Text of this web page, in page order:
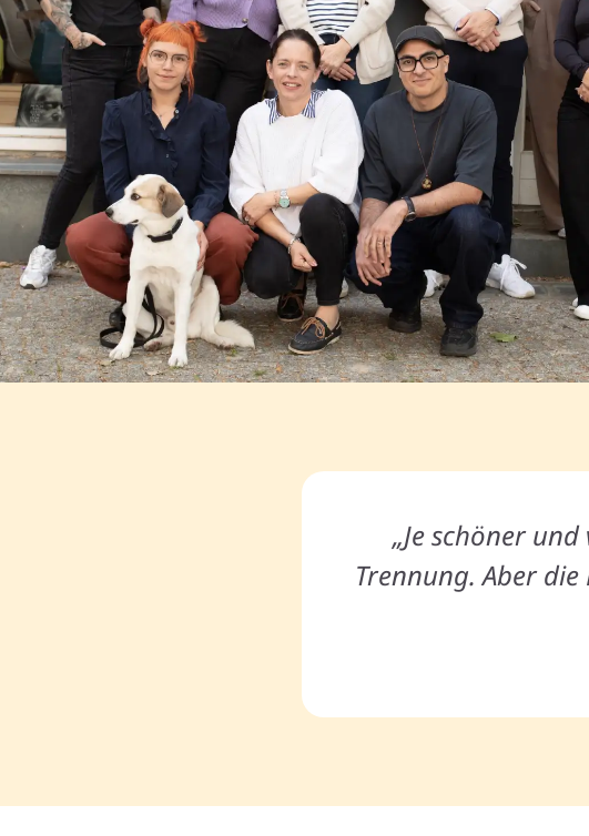
„Je schöner
Trennung. Aber